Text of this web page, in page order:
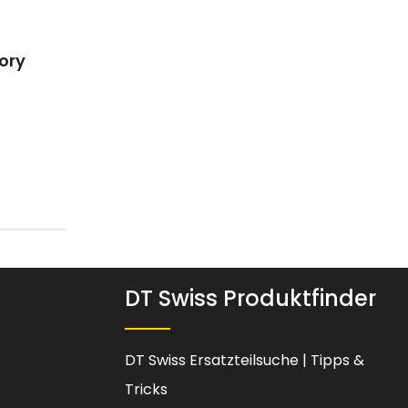
um die Anzahl zu erhöhen
den gewünschten Wert ein oder
DT Swiss Produktfinder
DT Swiss Ersatzteilsuche | Tipps &
Tricks